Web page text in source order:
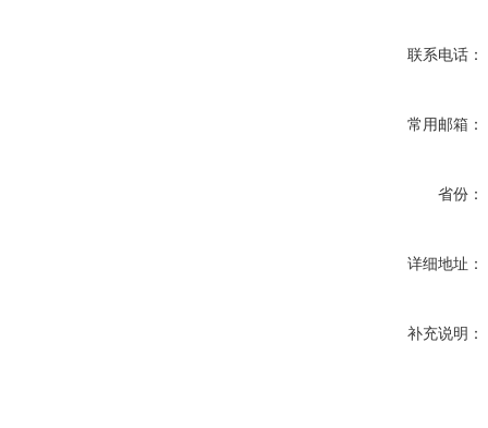
联系电话：
常用邮箱：
省份：
详细地址：
补充说明：